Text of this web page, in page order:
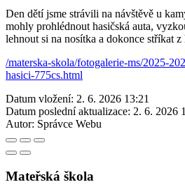
Den dětí jsme strávili na návštěvě u
mohly prohlédnout hasičská auta,
lehnout si na nosítka a dokonce stříkat z
/materska-skola/fotogalerie-ms/2025-
hasici-775cs.html
Datum vložení: 2. 6. 2026 13:21
Datum poslední aktualizace: 2. 6. 2026
Autor: Správce Webu
Mateřská škola